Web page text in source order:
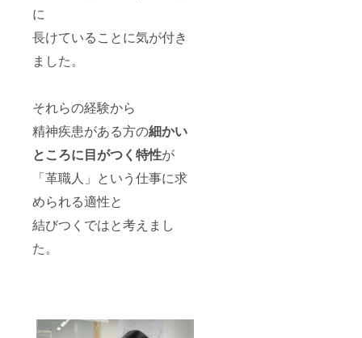
に
長けていることに気が付き
ました。
それらの経験から
精神疾患がある方の細かい
ところに目がつく特性が
「革職人」という仕事に求
められる適性と
結びつくではと考えまし
た。